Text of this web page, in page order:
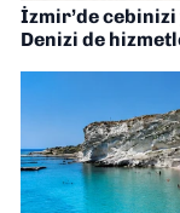
İzmir’de
Denizi de